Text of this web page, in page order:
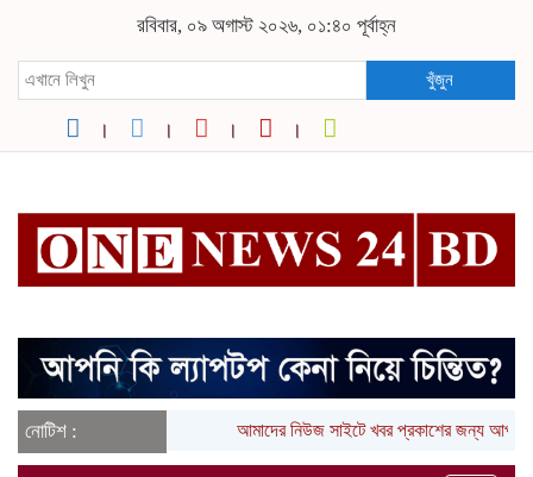
রবিবার, ০৯ অগাস্ট ২০২৬, ০১:৪০ পূর্বাহ্ন
খুঁজুন
নোটিশ : আমাদের নিউজ সাইটে খবর প্রকাশের জন্য